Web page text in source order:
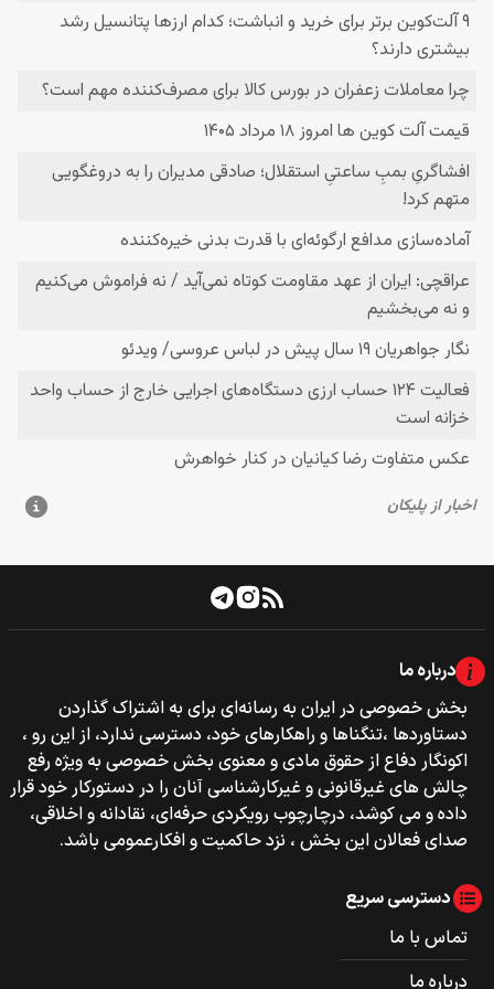
درباره ما
بخش خصوصی‌‌ در ایران به رسانه‌ای برای به اشتراک گذاردن
دستاوردها ،تنگناها و راهکارهای خود، دسترسی ندارد، از این رو ،
اکونگار دفاع از حقوق مادی و معنوی بخش خصوصی به ویژه رفع
چالش های غیرقانونی و غیرکارشناسی آنان را در دستورکار خود قرار
داده و می کوشد، درچارچوب رویکردی حرفه‌ای، نقادانه و اخلاقی،
صدای فعالان این بخش ، نزد حاکمیت و افکارعمومی باشد.
دسترسی سریع
تماس با ما
درباره ما